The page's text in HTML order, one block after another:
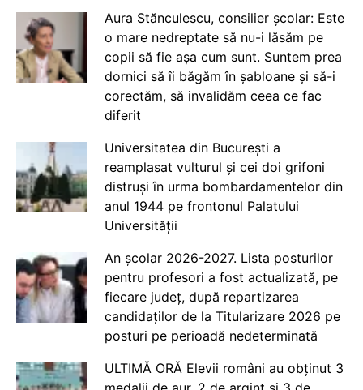
Aura Stănculescu, consilier școlar: Este
o mare nedreptate să nu-i lăsăm pe
copii să fie așa cum sunt. Suntem prea
dornici să îi băgăm în șabloane și să-i
corectăm, să invalidăm ceea ce fac
diferit
Universitatea din București a
reamplasat vulturul și cei doi grifoni
distruși în urma bombardamentelor din
anul 1944 pe frontonul Palatului
Universității
An școlar 2026-2027. Lista posturilor
pentru profesori a fost actualizată, pe
fiecare județ, după repartizarea
candidaților de la Titularizare 2026 pe
posturi pe perioadă nedeterminată
ULTIMĂ ORĂ Elevii români au obținut 3